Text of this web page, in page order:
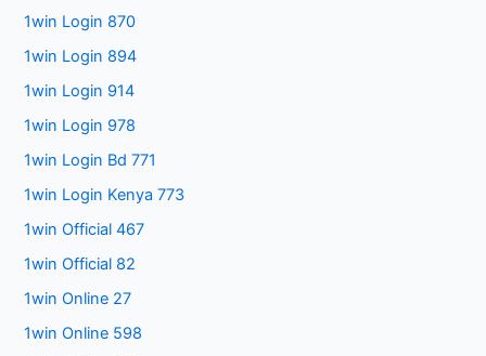
1win Login 870
1win Login 894
1win Login 914
1win Login 978
1win Login Bd 771
1win Login Kenya 773
1win Official 467
1win Official 82
1win Online 27
1win Online 598